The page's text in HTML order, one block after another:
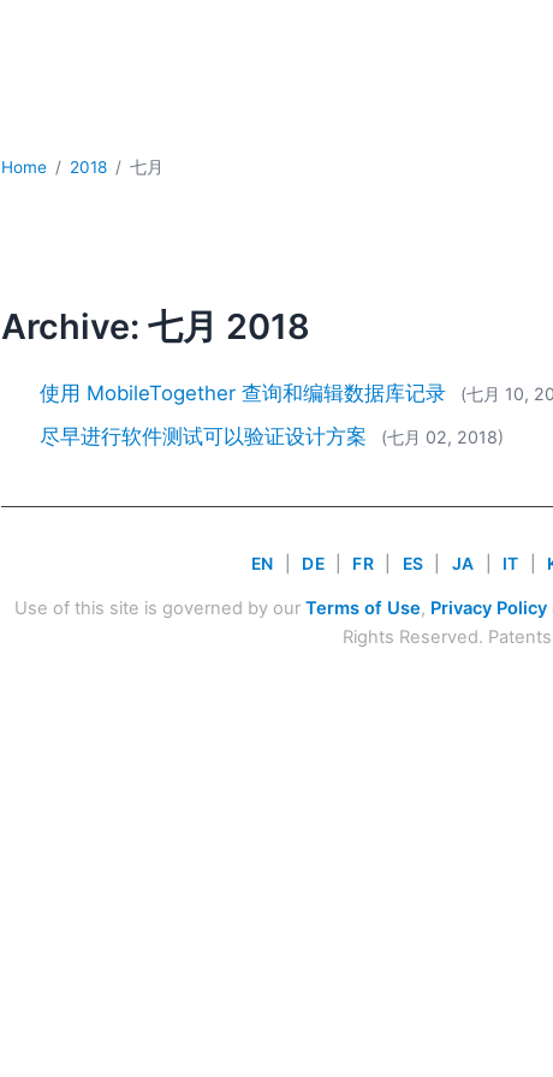
Home 2018 七月
Archive: 七月 2018
使用 MobileTogether 查询和编辑数据库记录 (七月 10,
尽早进行软件测试可以验证设计方案 (七月 02, 2018)
EN DE FR ES JA IT
Use of this site is governed by our Terms of Use, Privacy Policy
Rights Reserved.